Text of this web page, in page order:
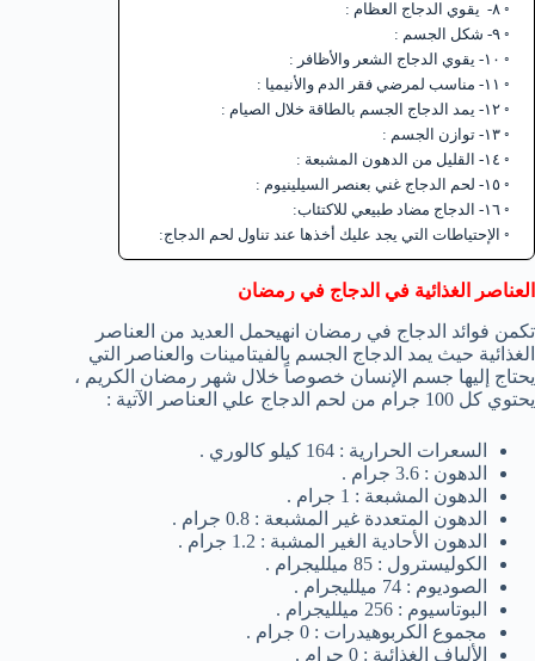
٨- يقوي الدجاج العظام :
٩- شكل الجسم :
١٠- يقوي الدجاج الشعر والأظافر :
١١- مناسب لمرضي فقر الدم والأنيميا :
١٢- يمد الدجاج الجسم بالطاقة خلال الصيام :
١٣- توازن الجسم :
١٤- القليل من الدهون المشبعة :
١٥- لحم الدجاج غني بعنصر السيلينيوم :
١٦- الدجاج مضاد طبيعي للاكتئاب:
الإحتياطات التي يجد عليك أخذها عند تناول لحم الدجاج:
العناصر الغذائية في الدجاج في رمضان
تكمن فوائد الدجاج في رمضان انهيحمل العديد من العناصر
الغذائية حيث يمد الدجاج الجسم بالفيتامينات والعناصر التي
يحتاج إليها جسم الإنسان خصوصاً خلال شهر رمضان الكريم ،
يحتوي كل 100 جرام من لحم الدجاج علي العناصر الآتية :
السعرات الحرارية : 164 كيلو كالوري .
الدهون : 3.6 جرام .
الدهون المشبعة : 1 جرام .
الدهون المتعددة غير المشبعة : 0.8 جرام .
الدهون الأحادية الغير المشبة : 1.2 جرام .
الكوليسترول : 85 ميلليجرام .
الصوديوم : 74 ميلليجرام .
البوتاسيوم : 256 ميلليجرام .
مجموع الكربوهيدرات : 0 جرام .
الألياف الغذائية : 0 جرام .